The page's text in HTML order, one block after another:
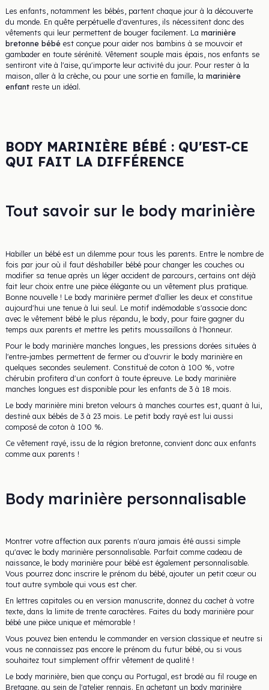
Les enfants, notamment les bébés, partent chaque jour à la découverte
du monde. En quête perpétuelle d'aventures, ils nécessitent donc des
vêtements qui leur permettent de bouger facilement. La marinière
bretonne bébé est conçue pour aider nos bambins à se mouvoir et
gambader en toute sérénité. Vêtement souple mais épais, nos enfants se
sentiront vite à l'aise, qu'importe leur activité du jour. Pour rester à la
maison, aller à la crèche, ou pour une sortie en famille, la marinière
enfant reste un idéal.
BODY MARINIÈRE BÉBÉ : QU'EST-CE
QUI FAIT LA DIFFÉRENCE
Tout savoir sur le body marinière
Habiller un bébé est un dilemme pour tous les parents. Entre le nombre de
fois par jour où il faut déshabiller bébé pour changer les couches ou
modifier sa tenue après un léger accident de parcours, certains ont déjà
fait leur choix entre une pièce élégante ou un vêtement plus pratique.
Bonne nouvelle ! Le body marinière permet d'allier les deux et constitue
aujourd'hui une tenue à lui seul. Le motif indémodable s'associe donc
avec le vêtement bébé le plus répandu, le body, pour faire gagner du
temps aux parents et mettre les petits moussaillons à l'honneur.
Pour le body marinière manches longues, les pressions dorées situées à
l'entre-jambes permettent de fermer ou d'ouvrir le body marinière en
quelques secondes seulement. Constitué de coton à 100 %, votre
chérubin profitera d'un confort à toute épreuve. Le body marinière
manches longues est disponible pour les enfants de 3 à 18 mois.
Le body marinière mini breton velours à manches courtes est, quant à lui,
destiné aux bébés de 3 à 23 mois. Le petit body rayé est lui aussi
composé de coton à 100 %.
Ce vêtement rayé, issu de la région bretonne, convient donc aux enfants
comme aux parents !
Body marinière personnalisable
Montrer votre affection aux parents n'aura jamais été aussi simple
qu'avec le body marinière personnalisable. Parfait comme cadeau de
naissance, le body marinière pour bébé est également personnalisable.
Vous pourrez donc inscrire le prénom du bébé, ajouter un petit cœur ou
tout autre symbole qui vous est cher.
En lettres capitales ou en version manuscrite, donnez du cachet à votre
texte, dans la limite de trente caractères. Faites du body marinière pour
bébé une pièce unique et mémorable !
Vous pouvez bien entendu le commander en version classique et neutre si
vous ne connaissez pas encore le prénom du futur bébé, ou si vous
souhaitez tout simplement offrir vêtement de qualité !
Le body marinière, bien que conçu au Portugal, est brodé au fil rouge en
Bretagne, au sein de l'atelier rennais. En achetant un body marinière